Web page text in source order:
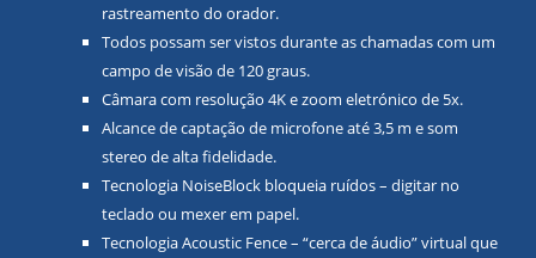
rastreamento do orador.
Todos possam ser vistos durante as chamadas com um
campo de visão de 120 graus.
Câmara com resolução 4K e zoom eletrónico de 5x.
Alcance de captação de microfone até 3,5 m e som
stereo de alta fidelidade.
Tecnologia NoiseBlock bloqueia ruídos – digitar no
teclado ou mexer em papel.
Tecnologia Acoustic Fence – “cerca de áudio” virtual que